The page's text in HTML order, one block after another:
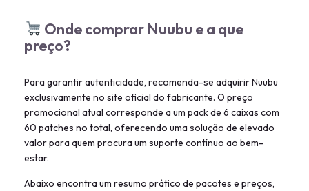
Onde comprar Nuubu e a que
preço?
Para garantir autenticidade, recomenda-se adquirir Nuubu
exclusivamente no site oficial do fabricante. O preço
promocional atual corresponde a um pack de 6 caixas com
60 patches no total, oferecendo uma solução de elevado
valor para quem procura um suporte contínuo ao bem-
estar.
Abaixo encontra um resumo prático de pacotes e preços,